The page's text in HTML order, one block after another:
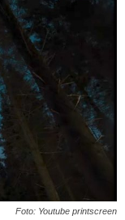
Foto: Youtube printscreen